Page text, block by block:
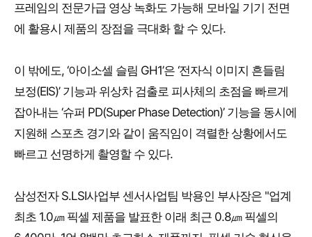
프레임의 전문가급 영상 녹화도 가능해 모바일 기기 전면
에 활용시 제품의 장점을 극대화 할 수 있다.
이 밖에도, ‘아이소셀 슬림 GH1’은 ‘전자식 이미지 흔들림
보정(EIS)’ 기능과 위상차 검출로 피사체의 초점을 빠르게
잡아내는 ‘슈퍼 PD(Super Phase Detection)’ 기능을 동시에
지원해 스포츠 경기와 같이 움직임이 격렬한 상황에서도
빠르고 선명하게 촬영할 수 있다.
삼성전자 S.LSI사업부 센서사업팀 박용인 부사장은 "업계
최초 1.0㎛ 픽셀 제품을 발표한 이래 최근 0.8㎛ 픽셀의